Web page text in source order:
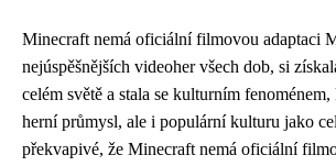
Minecraft nemá oficiální filmovou adaptaci
nejúspěšnějších videoher všech dob, si
celém světě a stala se kulturním
herní průmysl, ale i populární kulturu jako
překvapivé, že Minecraft nemá oficiální